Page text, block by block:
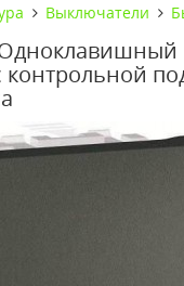
Выключатели
Одноклавишный